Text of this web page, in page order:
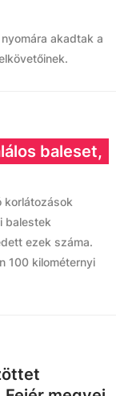
akadtak a
baleset,
korlátozások
balestek
ezek száma.
100 kilométernyi